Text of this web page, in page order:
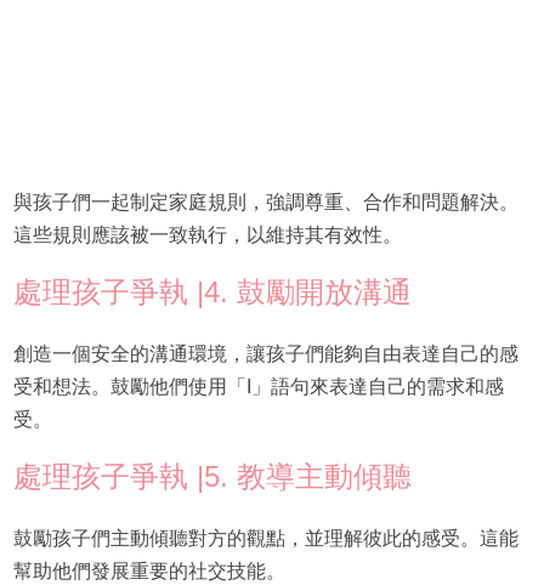
與孩子們一起制定家庭規則，強調尊重、合作和問題解決。
這些規則應該被一致執行，以維持其有效性。
處理孩子爭執 |4. 鼓勵開放溝通
創造一個安全的溝通環境，讓孩子們能夠自由表達自己的感
受和想法。鼓勵他們使用「I」語句來表達自己的需求和感
受。
處理孩子爭執 |5. 教導主動傾聽
鼓勵孩子們主動傾聽對方的觀點，並理解彼此的感受。這能
幫助他們發展重要的社交技能。